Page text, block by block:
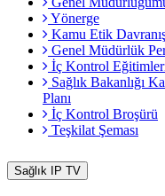
Yönerge
Kamu Etik
Genel Müdürlük
İç Kontrol
Sağlık Bakanlığı
Planı
İç Kontrol Broşürü
Teşkilat Şeması
Sağlık IP TV